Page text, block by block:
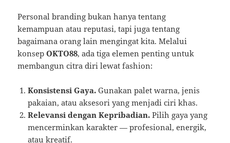
Personal branding bukan hanya tentang
kemampuan atau reputasi, tapi juga tentang
bagaimana orang lain mengingat kita. Melalui
konsepOKTO88, ada tiga elemen penting untuk
membangun citra diri lewat fashion:
Konsistensi Gaya. Gunakan palet warna, jenis
pakaian, atau aksesori yang menjadi ciri khas.
Relevansi dengan Kepribadian. Pilih gaya yang
mencerminkan karakter — profesional, energik,
atau kreatif.